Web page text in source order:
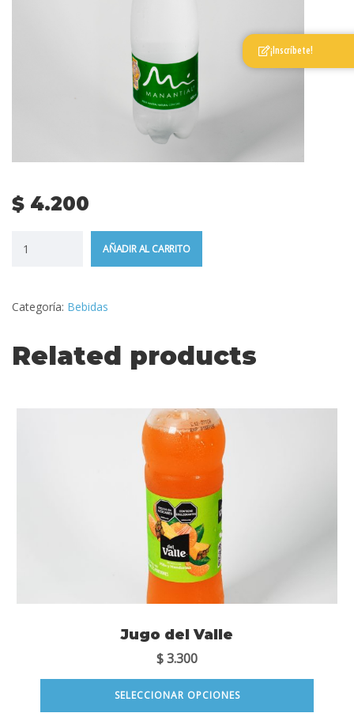
$ 4.200
AÑADIR AL CARRITO
Categoría: Bebidas
Related products
Jugo del Valle
$3.300
SELECCIONAR OPCIONES
¡Inscríbete!